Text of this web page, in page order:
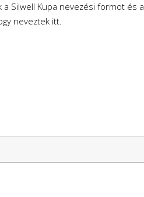
Silwell Kupa nevezési formot és a
neveztek itt.